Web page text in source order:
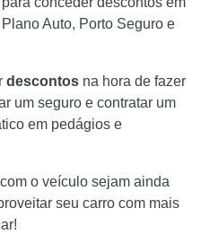
Auto, Porto Seguro e
descontos na hora de fazer
um seguro e contratar um
em pedágios e
o veículo sejam ainda
seu carro com mais